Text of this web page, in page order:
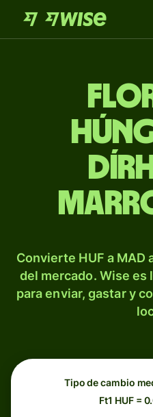
Convierte HUF a MAD
del mercado. Wise
para enviar, gastar y
Tipo de cambio
Ft1 HUF =